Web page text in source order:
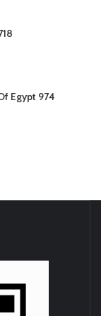
Egypt 974